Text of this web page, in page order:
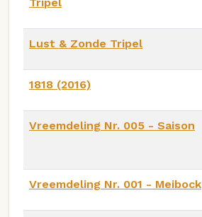
Lust & Zonde Tripel
1818 (2016)
Vreemdeling Nr. 005 - Saison
Vreemdeling Nr. 001 - Meibock